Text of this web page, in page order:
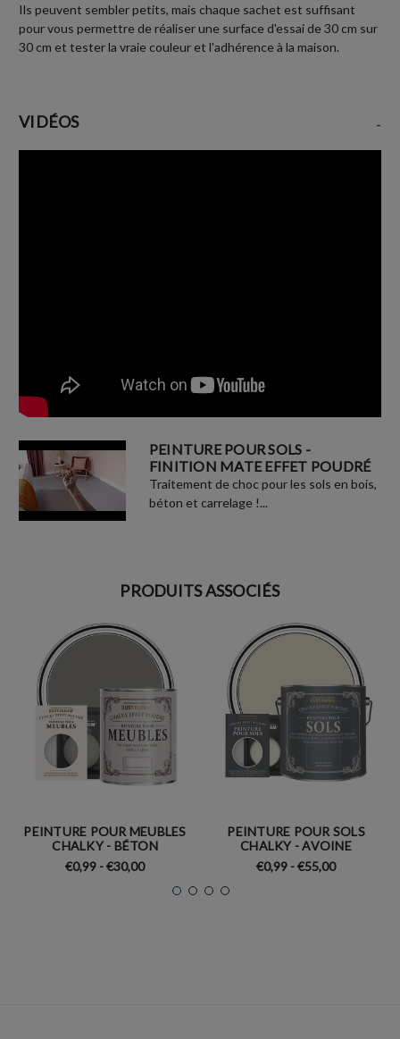
Ils peuvent sembler petits, mais chaque sachet est suffisant
pour vous permettre de réaliser une surface d'essai de 30 cm sur
30 cm et tester la vraie couleur et l'adhérence à la maison.
VIDÉOS -
PEINTURE POUR SOLS -
FINITION MATE EFFET POUDRÉ
Traitement de choc pour les sols en bois,
béton et carrelage !...
PRODUITS ASSOCIÉS
PEINTURE POUR MEUBLES
CHALKY - BÉTON
€0,99 - €30,00
PEINTURE POUR SOLS
CHALKY - AVOINE
€0,99 - €55,00